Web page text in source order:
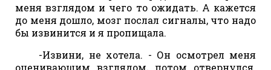
меня взглядом и чего то ожидать. А кажется
до меня дошло, мозг послал сигналы, что надо
бы извинится и я пропищала.
-Извини, не хотела. - Он осмотрел меня
оценивающим взглядом, потом отвернулся.